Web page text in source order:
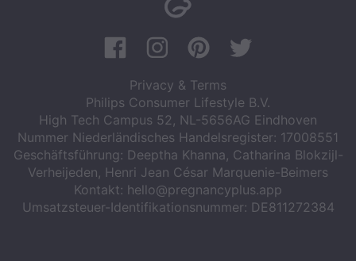
Privacy & Terms
Philips Consumer Lifestyle B.V.
High Tech Campus 52, NL-5656AG Eindhoven
Nummer Niederländisches Handelsregister: 17008551
Geschäftsführung: Deeptha Khanna, Catharina Blokzijl-
Verheijeden, Henri Jean César Marquenie-Beimers
Kontakt: hello@pregnancyplus.app
Umsatzsteuer-Identifikationsnummer: DE811272384